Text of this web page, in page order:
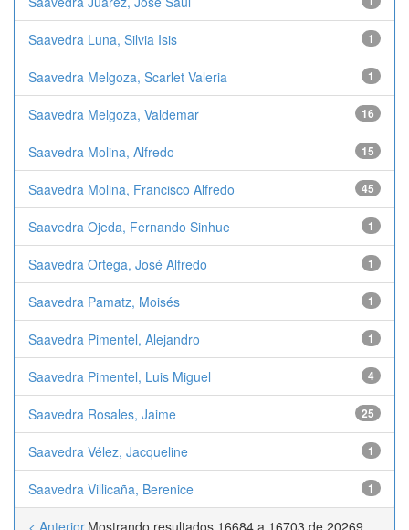
Saavedra Luna, Silvia Isis 1
Saavedra Melgoza, Scarlet Valeria 1
Saavedra Melgoza, Valdemar 16
Saavedra Molina, Alfredo 15
Saavedra Molina, Francisco Alfredo 45
Saavedra Ojeda, Fernando Sinhue 1
Saavedra Ortega, José Alfredo 1
Saavedra Pamatz, Moisés 1
Saavedra Pimentel, Alejandro 1
Saavedra Pimentel, Luis Miguel 4
Saavedra Rosales, Jaime 25
Saavedra Vélez, Jacqueline 1
Saavedra Villicaña, Berenice 1
Mostrando resultados 16684 a 16703 de 20269
< Anterior